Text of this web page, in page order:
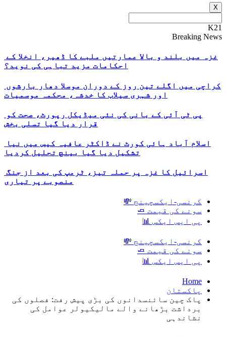
X
K21
Breaking News
غزہ میں بلند و بالا عمارتیں ملبے کا ڈھیر، انخلا کے
احکامات مزید تباہی کی نوید؟
کراچی میں اگلے تین روز کے دوران موسلا دھار بارشوں
اور شہری سیلاب کا خدشہ، محکمہ موسمیات
پی ٹی آئی کے بانی کی نئی میڈیکل رپورٹ، صحت کو
قرار دیا گیا تسلی بخش
اسلام آباد ہائی کورٹ نے ڈاکٹر عافیہ کیس میں نیا
تشکیل دیا گیا بینچ تحلیل کردیا
اسرائیل کا غزہ پر حملہ تیز، ٹرمپ کی بعد از جنگ
منصوبے پر تیاری
کرنسی-ایکسچینج 💸
سونے کی قیمت 🧈
پی ایس ایکس 📊
کرنسی-ایکسچینج 💸
سونے کی قیمت 🧈
پی ایس ایکس 📊
Home
پاکستان
پاک چین سائنسدانوں کی بڑی پیش رفت: فصلوں کی
برداشت بڑھانے والے مالیکیولر عوامل کی
نشاندہی